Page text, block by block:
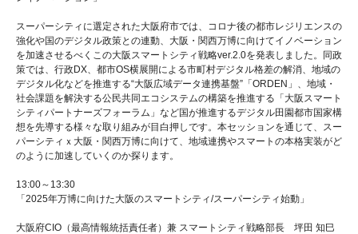
スーパーシティに選定された大阪府市では、コロナ後の都市レジリエンスの
強化や国のデジタル政策との連動、大阪・関西万博に向けてイノベーション
を加速させるべくこの大阪スマートシティ戦略ver.2.0を発表しました。同政
策では、行政DX、都市OS横展開による市町村デジタル格差の解消、地域の
デジタル化などを推進する“大阪広域データ連携基盤”「ORDEN」、地域・
社会課題を解決する公民共同エコシステムの構築を推進する「大阪スマート
シティパートナーズフォーラム」など国が推進するデジタル田園都市国家構
想を先導する様々な取り組みが目白押しです。本セッションを通じて、スー
パーシティｘ大阪・関西万博に向けて、地域連携やスマートの本格実装がど
のように加速していくのか探ります。
13:00～13:30
「2025年万博に向けた大阪のスマートシティ/スーパーシティ始動」
大阪府CIO（最高情報統括責任者）兼 スマートシティ戦略部長 坪田 知巳